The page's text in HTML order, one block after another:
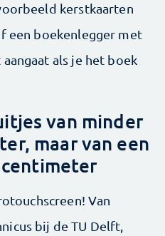
kerstkaarten
een boekenlegger met
als je het boek
van minder
maar van een
Van
bij de TU Delft,